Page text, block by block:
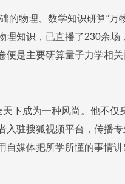
物理、数学知识研算“万
知识，已直播了230余
是主要研算量子力学相
下成为一种风尚。他不
驻搜狐视频平台，传播
媒体把所学所懂的事情